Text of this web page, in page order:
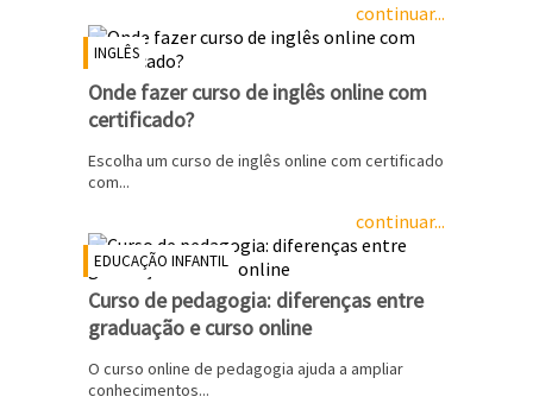
continuar...
INGLÊS
Onde fazer curso de inglês online com
certificado?
Escolha um curso de inglês online com certificado
com...
continuar...
EDUCAÇÃO INFANTIL
Curso de pedagogia: diferenças entre
graduação e curso online
O curso online de pedagogia ajuda a ampliar
conhecimentos...